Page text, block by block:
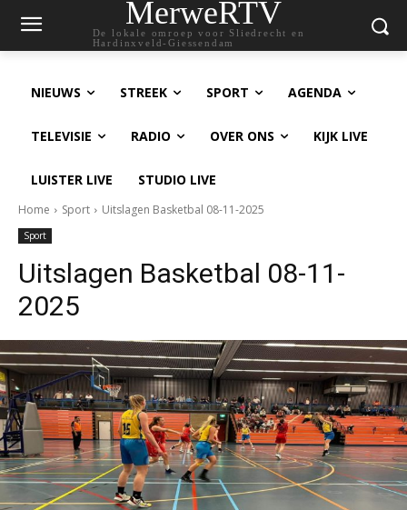
MerweRTV
De lokale omroep voor Sliedrecht en
Hardinxveld-Giessendam
NIEUWS STREEK SPORT AGENDA
TELEVISIE RADIO OVER ONS KIJK LIVE
LUISTER LIVE STUDIO LIVE
Home Sport Uitslagen Basketbal 08-11-2025
Sport
Uitslagen Basketbal 08-11-
2025